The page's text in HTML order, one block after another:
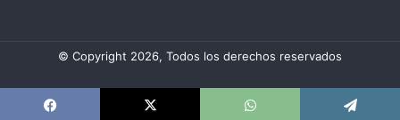
© Copyright 2026, Todos los derechos reservados